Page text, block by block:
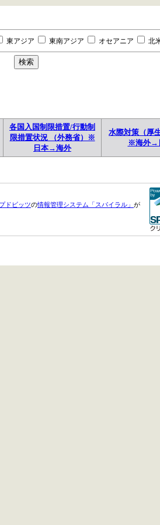
東アジア 東南アジア オセアニア 北
各国入国制限措置/行動制
限措置状況 （外務省）※
日本→海外
水際対策（厚
※海外→
ドビッツの情報管理システム「スパイラル」 が